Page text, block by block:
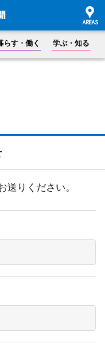
らす・働く 学ぶ・知る
りください。